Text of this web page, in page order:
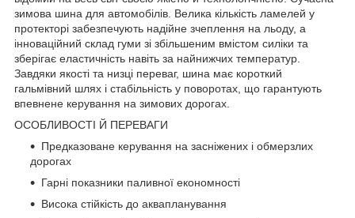
зимова шина для автомобілів. Велика кількість ламелей у
протекторі забезпечують надійне зчеплення на льоду, а
інноваційний склад гуми зі збільшеним вмістом силіки та
зберігає еластичність навіть за найнижчих температур.
Завдяки якості та низці переваг, шина має короткий
гальмівний шлях і стабільність у поворотах, що гарантують
впевнене керування на зимових дорогах.
ОСОБЛИВОСТІ Й ПЕРЕВАГИ
Предказоване керування на засніжених і обмерзлих
дорогах
Гарні показники паливної економності
Висока стійкість до аквапланування